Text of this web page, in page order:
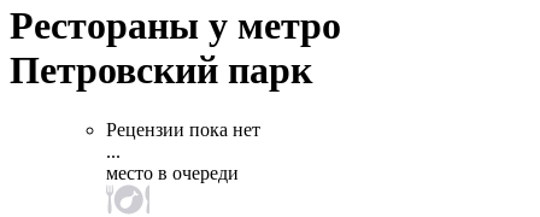
Рестораны у метро
Петровский парк
Рецензии пока нет
...
место в очереди